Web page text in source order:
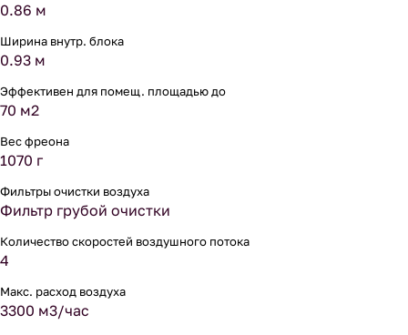
0.86 м
Ширина внутр. блока
0.93 м
Эффективен для помещ. площадью до
70 м2
Вес фреона
1070 г
Фильтры очистки воздуха
Фильтр грубой очистки
Количество скоростей воздушного потока
4
Макс. расход воздуха
3300 м3/час